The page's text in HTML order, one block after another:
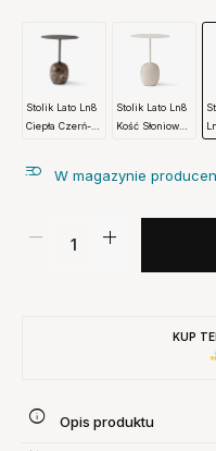
Stolik Lato Ln8
Ciepła Czerń-
Andtradition
Stolik Lato Ln8
Kość Słoniowa-
Andtradition
W magazynie
KUP
Opis produktu